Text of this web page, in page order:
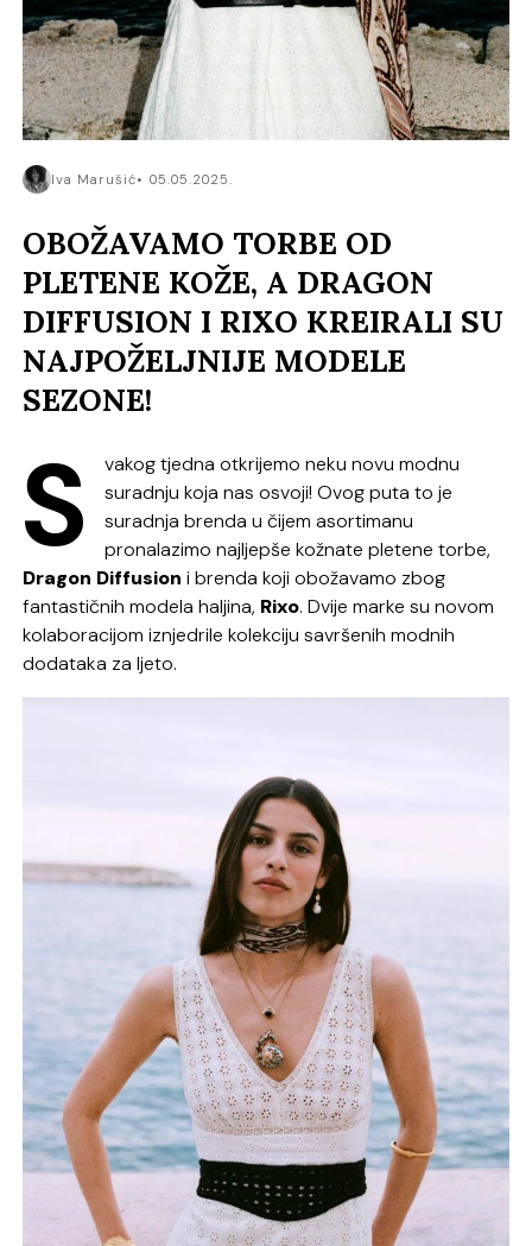
Iva Marušić 05.05.2025.
OBOŽAVAMO TORBE OD
PLETENE KOŽE, A DRAGON
DIFFUSION I RIXO KREIRALI SU
NAJPOŽELJNIJE MODELE
SEZONE!
S
vakog tjedna otkrijemo neku novu modnu
suradnju koja nas osvoji! Ovog puta to je
suradnja brenda u čijem asortimanu
pronalazimo najljepše kožnate pletene torbe,
Dragon Diffusion i brenda koji obožavamo zbog
fantastičnih modela haljina, Rixo. Dvije marke su novom
kolaboracijom iznjedrile kolekciju savršenih modnih
dodataka za ljeto.